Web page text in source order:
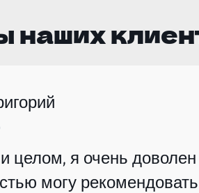
наших
целом, я очень
могу